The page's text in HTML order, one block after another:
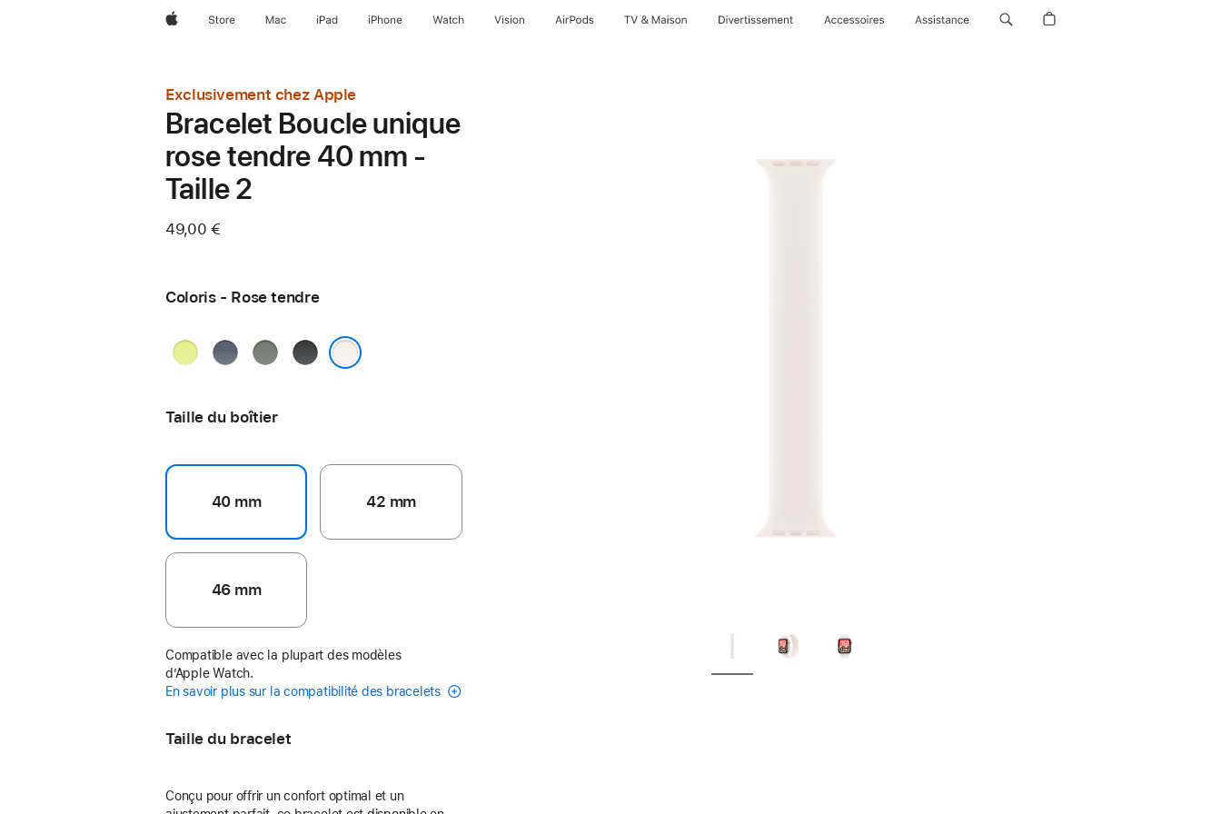
AppleStore Mac iPad iPhone Watch Vision AirPods TV & Maison Divertissements Accessoires Assistance
Exclusivement chez Apple
Bracelet Boucle unique
rose tendre 40 mm -
Taille 2
49,00 €
Coloris - Rose tendre
JauneBleu
Gris
Noir
Taille du boîtier
40 mm 42 mm
46 mm
Compatible avec la plupart des modèles
d’Apple Watch.
En savoir plus sur la compatibilité des bracelets
Taille du bracelet
Conçu pour offrir un confort optimal et un